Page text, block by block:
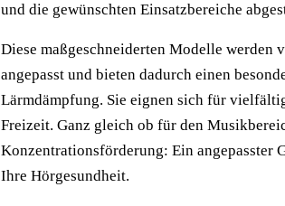
und die gewünschten Einsatzbereiche
Diese maßgeschneiderten Modelle
angepasst und bieten dadurch einen
Lärmdämpfung. Sie eignen sich für
Freizeit. Ganz gleich ob für den
Konzentrationsförderung: Ein
Ihre Hörgesundheit.